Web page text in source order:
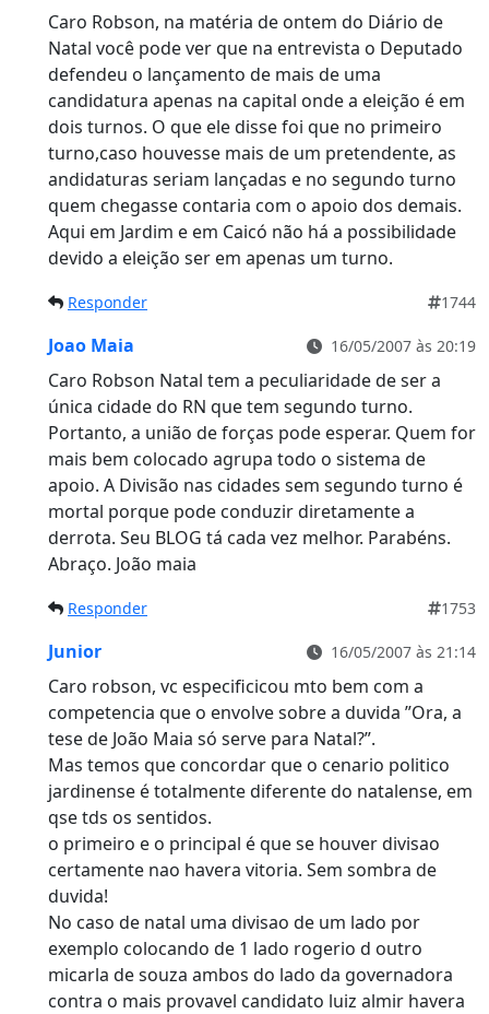
Caro Robson, na matéria de ontem do Diário de
Natal você pode ver que na entrevista o Deputado
defendeu o lançamento de mais de uma
candidatura apenas na capital onde a eleição é em
dois turnos. O que ele disse foi que no primeiro
turno,caso houvesse mais de um pretendente, as
andidaturas seriam lançadas e no segundo turno
quem chegasse contaria com o apoio dos demais.
Aqui em Jardim e em Caicó não há a possibilidade
devido a eleição ser em apenas um turno.
Responder 1744
Joao Maia 16/05/2007 às 20:19
Caro Robson Natal tem a peculiaridade de ser a
única cidade do RN que tem segundo turno.
Portanto, a união de forças pode esperar. Quem for
mais bem colocado agrupa todo o sistema de
apoio. A Divisão nas cidades sem segundo turno é
mortal porque pode conduzir diretamente a
derrota. Seu BLOG tá cada vez melhor. Parabéns.
Abraço. João maia
Responder 1753
Junior 16/05/2007 às 21:14
Caro robson, vc especificicou mto bem com a
competencia que o envolve sobre a duvida ”Ora, a
tese de João Maia só serve para Natal?”.
Mas temos que concordar que o cenario politico
jardinense é totalmente diferente do natalense, em
qse tds os sentidos.
o primeiro e o principal é que se houver divisao
certamente nao havera vitoria. Sem sombra de
duvida!
No caso de natal uma divisao de um lado por
exemplo colocando de 1 lado rogerio d outro
micarla de souza ambos do lado da governadora
contra o mais provavel candidato luiz almir havera